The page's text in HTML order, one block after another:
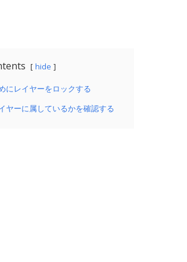
hide
にレイヤーをロックする
ヤーに属しているかを確認する